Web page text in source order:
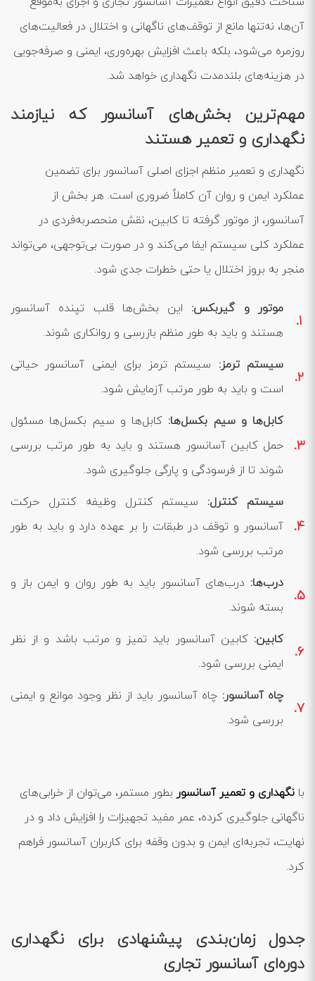
آن‌ها، نه‌تنها مانع از توقف‌های ناگهانی و اختلال در فعالیت‌های
روزمره می‌شود، بلکه باعث افزایش بهره‌وری، ایمنی و صرفه‌جویی
در هزینه‌های بلندمدت نگهداری خواهد شد.
مهم‌ترین بخش‌های آسانسور که نیازمند
نگهداری و تعمیر هستند
نگهداری و تعمیر منظم اجزای اصلی آسانسور برای تضمین
عملکرد ایمن و روان آن کاملاً ضروری است. هر بخش از
آسانسور، از موتور گرفته تا کابین، نقش منحصربه‌فردی در
عملکرد کلی سیستم ایفا می‌کند و در صورت بی‌توجهی، می‌تواند
منجر به بروز اختلال یا حتی خطرات جدی شود.
موتور و گیربکس: این بخش‌ها قلب تپنده آسانسور
هستند و باید به طور منظم بازرسی و روانکاری شوند.
سیستم ترمز: سیستم ترمز برای ایمنی آسانسور حیاتی
است و باید به طور مرتب آزمایش شود.
کابل‌ها و سیم بکسل‌ها: کابل‌ها و سیم بکسل‌ها مسئول
حمل کابین آسانسور هستند و باید به طور مرتب بررسی
شوند تا از فرسودگی و پارگی جلوگیری شود.
سیستم کنترل: سیستم کنترل وظیفه کنترل حرکت
آسانسور و توقف در طبقات را بر عهده دارد و باید به طور
مرتب بررسی شود.
درب‌ها: درب‌های آسانسور باید به طور روان و ایمن باز و
بسته شوند.
کابین: کابین آسانسور باید تمیز و مرتب باشد و از نظر
ایمنی بررسی شود.
چاه آسانسور: چاه آسانسور باید از نظر وجود موانع و ایمنی
بررسی شود.
با نگهداری و تعمیر آسانسور بطور مستمر، می‌توان از خرابی‌های
ناگهانی جلوگیری کرده، عمر مفید تجهیزات را افزایش داد و در
نهایت، تجربه‌ای ایمن و بدون وقفه برای کاربران آسانسور فراهم
کرد.
جدول زمان‌بندی پیشنهادی برای نگهداری
دوره‌ای آسانسور تجاری